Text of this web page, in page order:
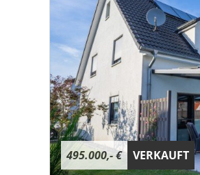
495.000,- € VERKAUFT